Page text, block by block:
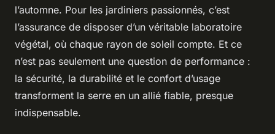
l’automne. Pour les jardiniers passionnés, c’est
l’assurance de disposer d’un véritable laboratoire
végétal, où chaque rayon de soleil compte. Et ce
n’est pas seulement une question de performance :
la sécurité, la durabilité et le confort d’usage
transforment la serre en un allié fiable, presque
indispensable.